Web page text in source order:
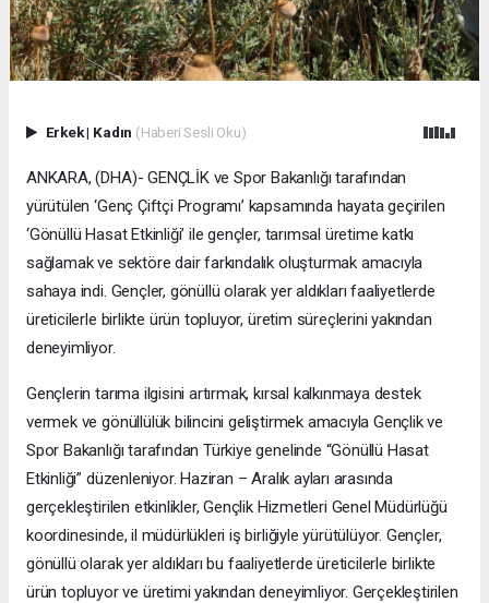
Erkek| Kadın (Haberi Sesli Oku)
ANKARA, (DHA)- GENÇLİK ve Spor Bakanlığı tarafından
yürütülen ‘Genç Çiftçi Programı’ kapsamında hayata geçirilen
‘Gönüllü Hasat Etkinliği’ ile gençler, tarımsal üretime katkı
sağlamak ve sektöre dair farkındalık oluşturmak amacıyla
sahaya indi. Gençler, gönüllü olarak yer aldıkları faaliyetlerde
üreticilerle birlikte ürün topluyor, üretim süreçlerini yakından
deneyimliyor.
Gençlerin tarıma ilgisini artırmak, kırsal kalkınmaya destek
vermek ve gönüllülük bilincini geliştirmek amacıyla Gençlik ve
Spor Bakanlığı tarafından Türkiye genelinde “Gönüllü Hasat
Etkinliği” düzenleniyor. Haziran – Aralık ayları arasında
gerçekleştirilen etkinlikler, Gençlik Hizmetleri Genel Müdürlüğü
koordinesinde, il müdürlükleri iş birliğiyle yürütülüyor. Gençler,
gönüllü olarak yer aldıkları bu faaliyetlerde üreticilerle birlikte
ürün topluyor ve üretimi yakından deneyimliyor. Gerçekleştirilen